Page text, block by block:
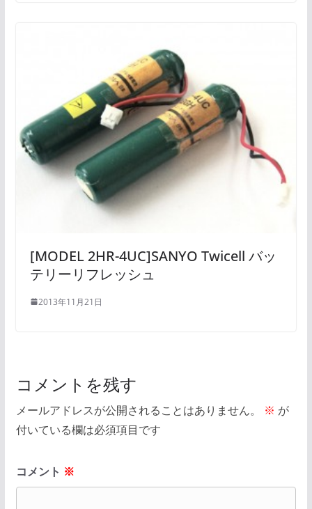
[MODEL 2HR-4UC]SANYO Twicell バッ
テリーリフレッシュ
2013年11月21日
コメントを残す
メールアドレスが公開されることはありません。 ※ が
付いている欄は必須項目です
コメント ※